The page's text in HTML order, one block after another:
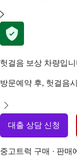
헛걸음 보상 차량입니
방문예약 후, 헛걸음
대출 상담 신청
중고트럭 구매 · 판매